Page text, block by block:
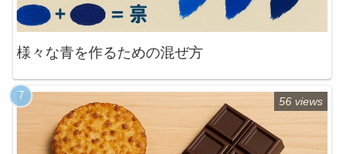
様々な青を作るための混ぜ方
56 views